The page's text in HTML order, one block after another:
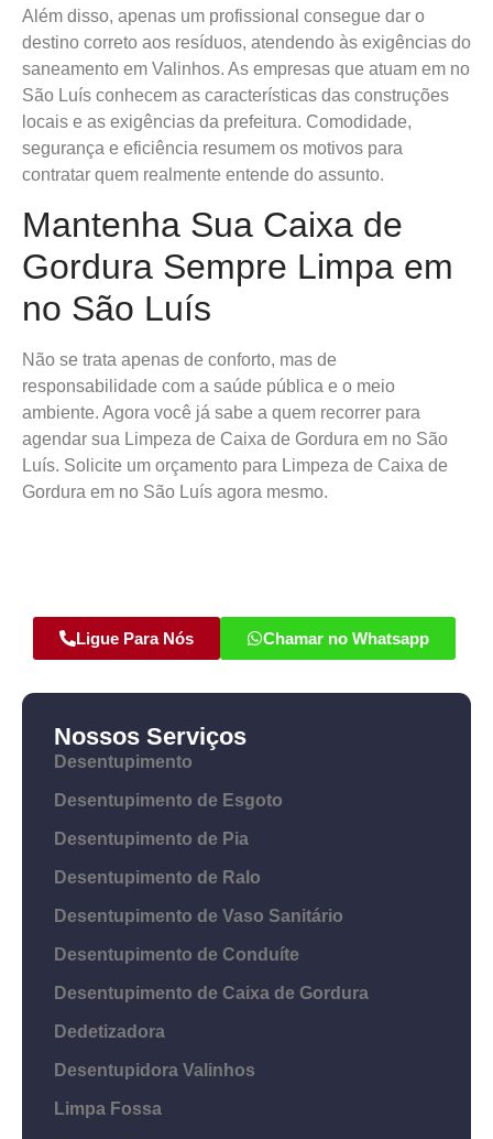
Além disso, apenas um profissional consegue dar o
destino correto aos resíduos, atendendo às exigências do
saneamento em Valinhos. As empresas que atuam em no
São Luís conhecem as características das construções
locais e as exigências da prefeitura. Comodidade,
segurança e eficiência resumem os motivos para
contratar quem realmente entende do assunto.
Mantenha Sua Caixa de
Gordura Sempre Limpa em
no São Luís
Não se trata apenas de conforto, mas de
responsabilidade com a saúde pública e o meio
ambiente. Agora você já sabe a quem recorrer para
agendar sua Limpeza de Caixa de Gordura em no São
Luís. Solicite um orçamento para Limpeza de Caixa de
Gordura em no São Luís agora mesmo.
Ligue Para Nós Chamar no Whatsapp
Nossos Serviços
Desentupimento
Desentupimento de Esgoto
Desentupimento de Pia
Desentupimento de Ralo
Desentupimento de Vaso Sanitário
Desentupimento de Conduíte
Desentupimento de Caixa de Gordura
Dedetizadora
Desentupidora Valinhos
Limpa Fossa